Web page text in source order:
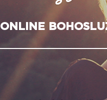
ONLINE